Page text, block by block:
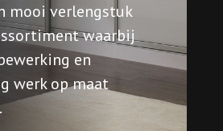
mooi verlengstuk
waarbij
en
werk op maat